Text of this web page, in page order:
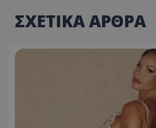
ΣΧΕΤΙΚΑ ΑΡΘΡΑ